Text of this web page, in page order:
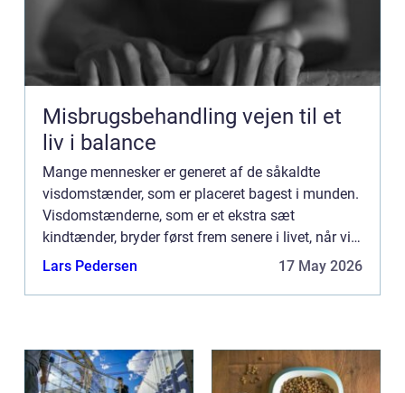
Misbrugsbehandling vejen til et
liv i balance
Mange mennesker er generet af de såkaldte
visdomstænder, som er placeret bagest i munden.
Visdomstænderne, som er et ekstra sæt
kindtænder, bryder først frem senere i livet, når vi
er blevet ældre og m...
Lars Pedersen 17 May 2026